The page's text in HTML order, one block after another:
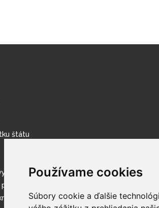
Používame cookies
Súbory cookie a ďalšie
štátu